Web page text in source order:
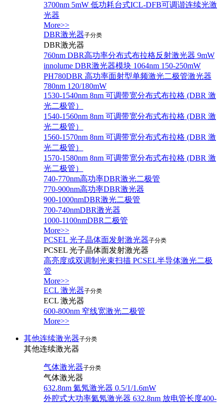
3700nm 5mW 低功耗台式ICL-DFB可调谐连续光激
光器
More>>
DBR激光器子分类
DBR激光器
760nm DBR高功率分布式布拉格反射激光器 9mW
innolume DBR激光器模块 1064nm 150-250mW
PH780DBR 高功率面射型单频激光二极管激光器
780nm 120/180mW
1530-1540nm 8nm 可调带宽分布式布拉格 (DBR 激
光二极管）
1540-1560nm 8nm 可调带宽分布式布拉格 (DBR 激
光二极管）
1560-1570nm 8nm 可调带宽分布式布拉格 (DBR 激
光二极管）
1570-1580nm 8nm 可调带宽分布式布拉格 (DBR 激
光二极管）
740-770nm高功率DBR激光二极管
770-900nm高功率DBR激光器
900-1000nmDBR激光二极管
700-740nmDBR激光器
1000-1100nmDBR二极管
More>>
PCSEL 光子晶体面发射激光器子分类
PCSEL 光子晶体面发射激光器
高亮度或双调制光束扫描 PCSEL半导体激光二极
管
More>>
ECL 激光器子分类
ECL 激光器
600-800nm 窄线宽激光二极管
More>>
其他连续激光器子分类
其他连续激光器
气体激光器子分类
气体激光器
632.8nm 氦氖激光器 0.5/1/1.6mW
外腔式大功率氦氖激光器 632.8nm 放电管长度400-